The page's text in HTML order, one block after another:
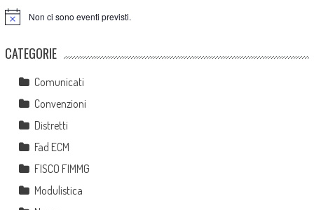
Notice Non ci sono eventi previsti.
CATEGORIE
Comunicati
Convenzioni
Distretti
Fad ECM
FISCO FIMMG
Modulistica